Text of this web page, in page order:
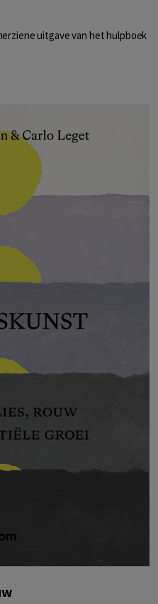
uitgave van het hulpboek